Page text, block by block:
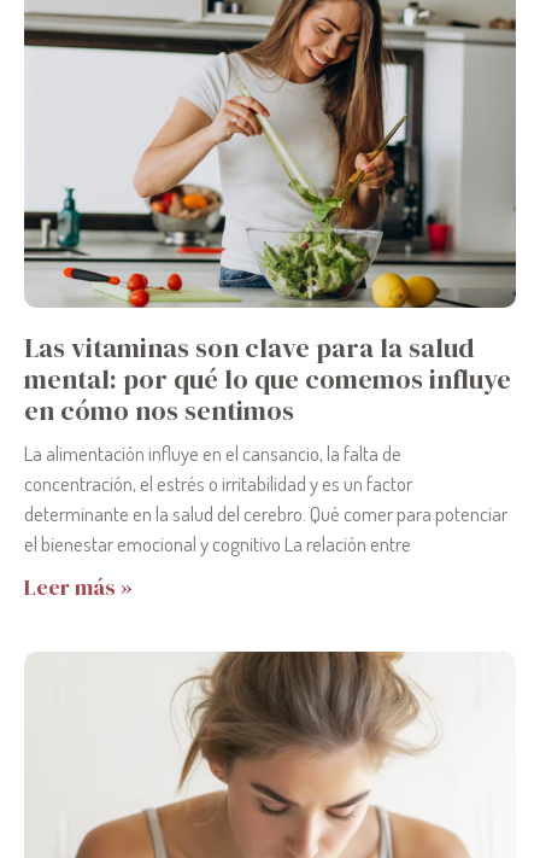
Las vitaminas son clave para la salud
mental: por qué lo que comemos influye
en cómo nos sentimos
La alimentación influye en el cansancio, la falta de
concentración, el estrés o irritabilidad y es un factor
determinante en la salud del cerebro. Qué comer para potenciar
el bienestar emocional y cognitivo La relación entre
Leer más »